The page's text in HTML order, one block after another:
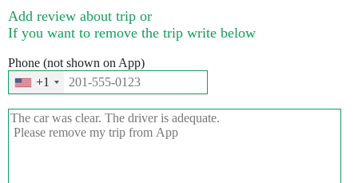
Add review about trip or
If you want to remove the trip write below
Phone (not shown on App)
+1